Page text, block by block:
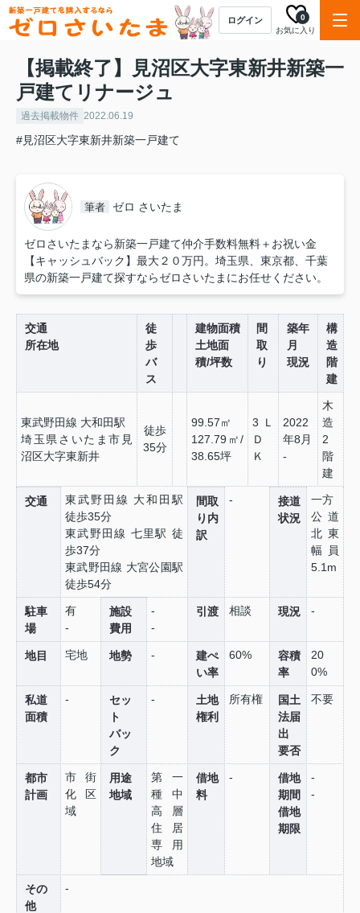
ログイン
お気に入り
0
【掲載終了】見沼区大字東新井新築一
戸建てリナージュ
過去掲載物件 2022.06.19
#見沼区大字東新井新築一戸建て
筆者 ゼロ さいたま
ゼロさいたまなら新築一戸建て仲介手数料無料＋お祝い金
【キャッシュバック】最大２０万円。埼玉県、東京都、千葉
県の新築一戸建て探すならゼロさいたまにお任せください。
交通
所在地
徒
歩
バ
ス
建物面積
土地面
積/坪数
間
取
り
築年
月
現況
構
造
階
建
東武野田線 大和田駅
埼玉県さいたま市見
沼区大字東新井
徒歩
35分
99.57㎡
127.79㎡/
38.65坪
3Ｌ
Ｄ
Ｋ
2022
年8月
-
木
造
2
階
建
交通
東武野田線 大和田駅
徒歩35分
東武野田線 七里駅 徒
歩37分
東武野田線 大宮公園駅
徒歩54分
間取
り内
訳
-
接道
状況
一方
公道
北東
幅員
5.1m
駐車
場
有
-
施設
費用
-
-
引渡 相談 現況 -
地目 宅地 地勢 -
建ぺ
い率
60%
容積
率
20
0%
私道
面積
-
セッ
ト
バッ
ク
-
土地
権利
所有権
国土
法届
出
要否
不要
都市
計画
市街
化区
域
用途
地域
第一
種中
高層
住居
専用
地域
借地
料
-
借地
期間
借地
期限
-
-
その
他
-